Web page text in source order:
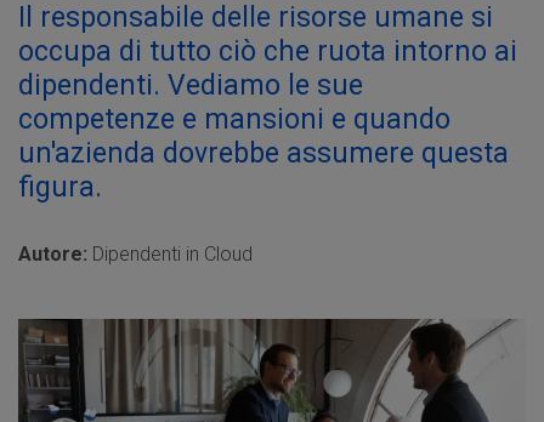
Il responsabile delle risorse umane si
occupa di tutto ciò che ruota intorno ai
dipendenti. Vediamo le sue
competenze e mansioni e quando
un'azienda dovrebbe assumere questa
figura.
Autore: Dipendenti in Cloud